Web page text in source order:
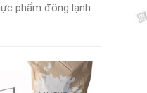
phẩm đông lạnh